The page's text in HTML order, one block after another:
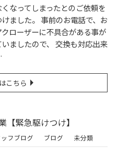
なってしまったとのご依頼を
ました。 事前のお電話で、お
ローザーに不具合がある事が
ましたので、 交換も対応出来
こちら
【緊急駆けつけ】
フブログ ブログ 未分類